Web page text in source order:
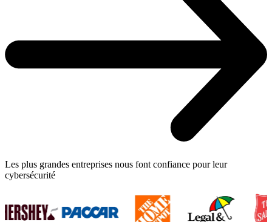
Les plus grandes entreprises nous font confiance pour leur
cybersécurité